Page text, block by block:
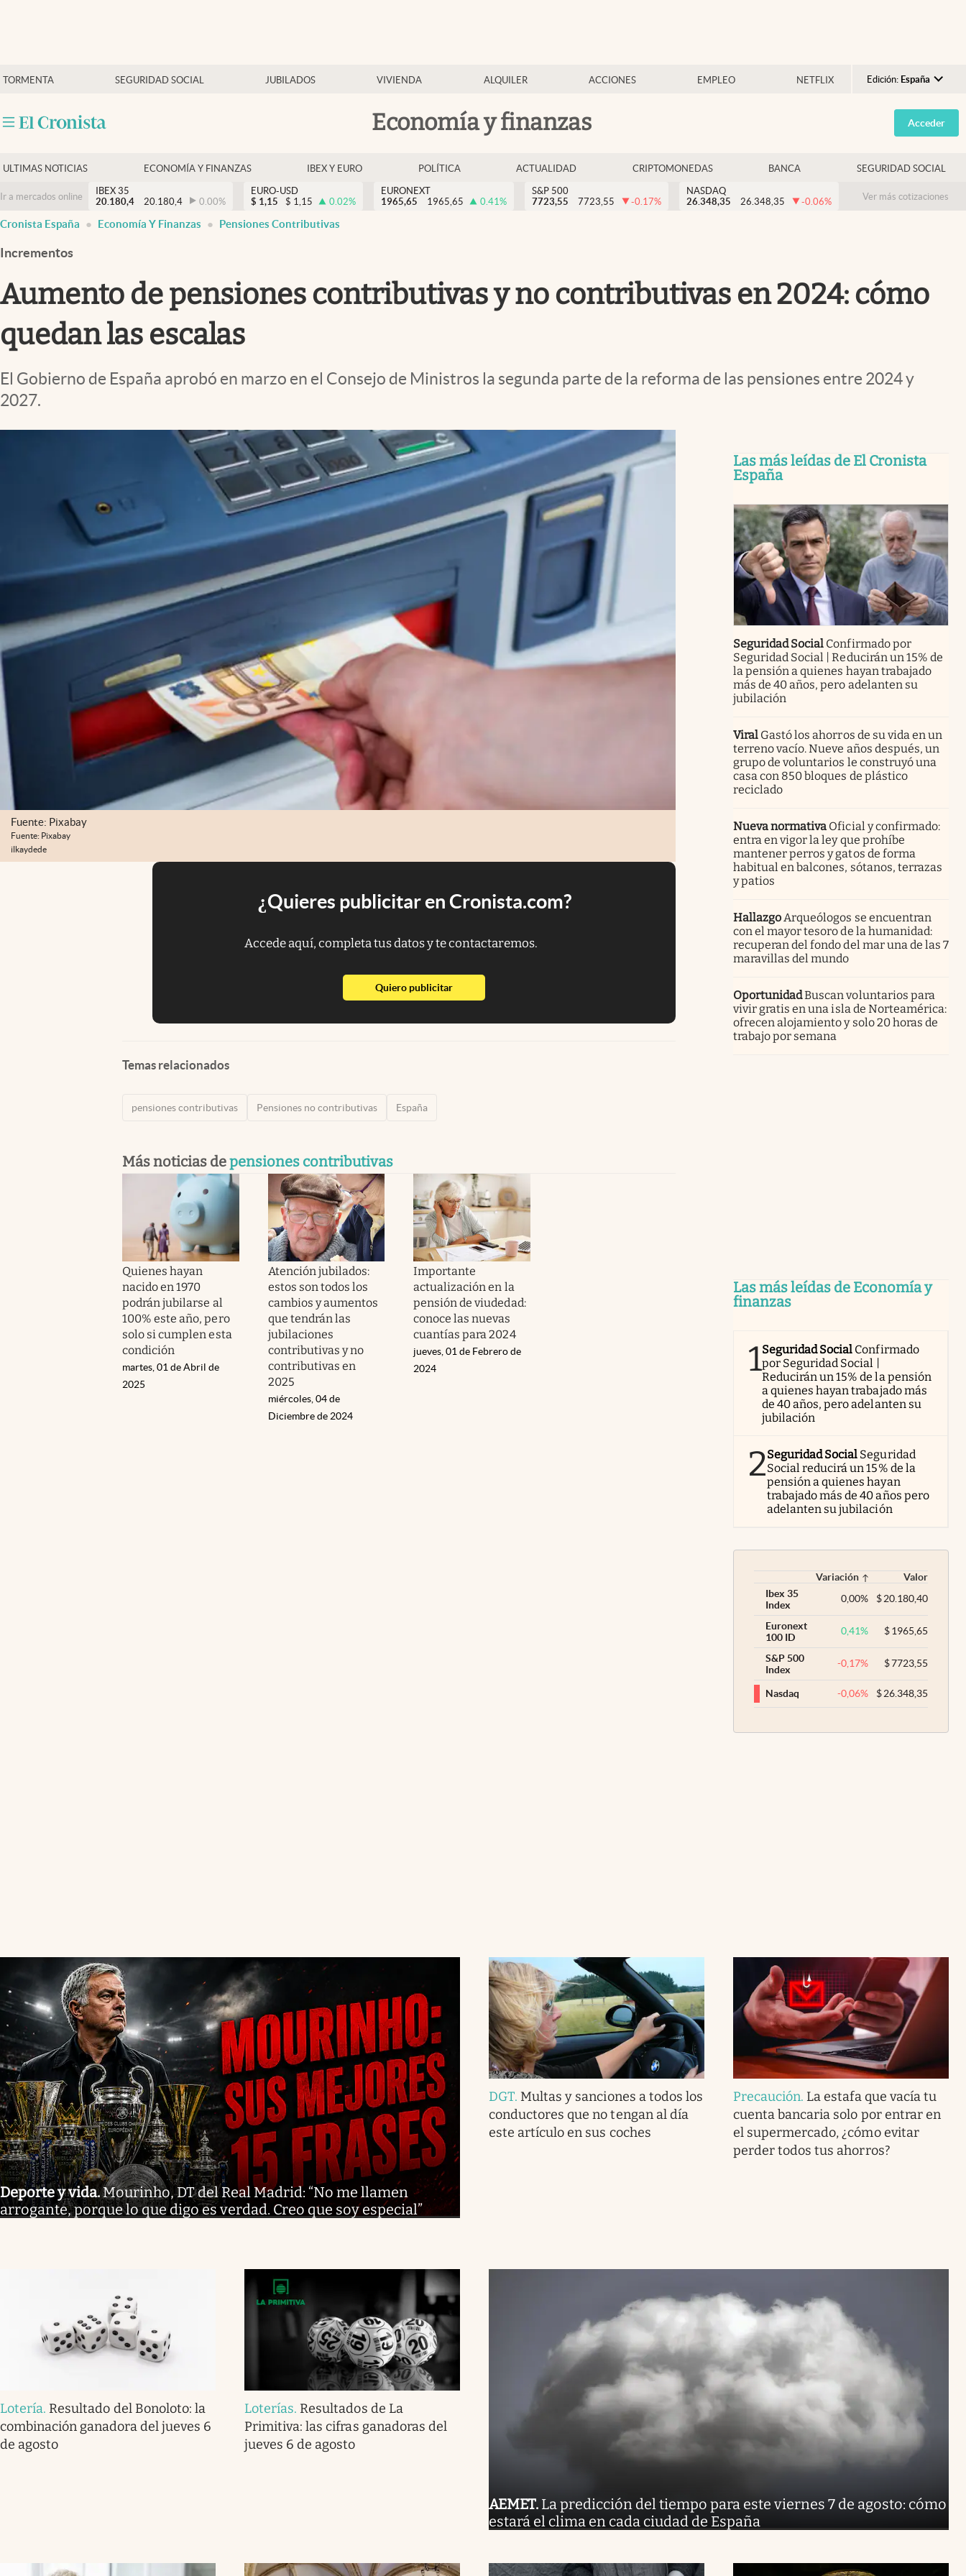
TORMENTA SEGURIDAD SOCIAL JUBILADOS VIVIENDA ALQUILER ACCIONES EMPLEO NETFLIX Edición: España
Argentina
España
USA
Colombia
Economía y finanzas
Economía y finanzas
Criptomonedas
Acceder
ULTIMAS NOTICIAS ECONOMÍA Y FINANZAS IBEX Y EURO POLÍTICA ACTUALIDAD CRIPTOMONEDAS BANCA SEGURIDAD SOCIAL
Ir a mercados online
IBEX 35
20.180,4
20.180,4 0.00%
EURO-USD
$ 1,15 $ 1,15 0.02%
EURONEXT
1965,65
1965,65 0.41%
S&P 500
7723,55
7723,55 -0.17%
NASDAQ
26.348,35
26.348,35 -0.06% Ver más cotizaciones
Cronista España Economía Y Finanzas Pensiones Contributivas
Incrementos
Aumento de pensiones contributivas y no contributivas en 2024: cómo
quedan las escalas
El Gobierno de España aprobó en marzo en el Consejo de Ministros la segunda parte de la reforma de las pensiones entre 2024 y
2027.
Fuente: Pixabay
Fuente: Pixabay
ilkaydede
¿Quieres publicitar en Cronista.com?
Accede aquí, completa tus datos y te contactaremos.
Quiero publicitarabre en nueva pestaña
Temas relacionados
pensiones contributivas Pensiones no contributivas España
Más noticias depensiones contributivas
Quienes hayan
nacido en 1970
podrán jubilarse al
100% este año, pero
solo si cumplen esta
condición
martes, 01 de Abril de
2025
Atención jubilados:
estos son todos los
cambios y aumentos
que tendrán las
jubilaciones
contributivas y no
contributivas en
2025
miércoles, 04 de
Diciembre de 2024
Importante
actualización en la
pensión de viudedad:
conoce las nuevas
cuantías para 2024
jueves, 01 de Febrero de
2024
Las más leídas de El Cronista
España
Seguridad Social Confirmado por
Seguridad Social | Reducirán un 15% de
la pensión a quienes hayan trabajado
más de 40 años, pero adelanten su
jubilación
Viral Gastó los ahorros de su vida en un
terreno vacío. Nueve años después, un
grupo de voluntarios le construyó una
casa con 850 bloques de plástico
reciclado
Nueva normativa Oficial y confirmado:
entra en vigor la ley que prohíbe
mantener perros y gatos de forma
habitual en balcones, sótanos, terrazas
y patios
HallazgoArqueólogos se encuentran
con el mayor tesoro de la humanidad:
recuperan del fondo del mar una de las 7
maravillas del mundo
OportunidadBuscan voluntarios para
vivir gratis en una isla de Norteamérica:
ofrecen alojamiento y solo 20 horas de
trabajo por semana
Las más leídas de Economía y
finanzas
1Seguridad Social Confirmado
por Seguridad Social |
Reducirán un 15% de la pensión
a quienes hayan trabajado más
de 40 años, pero adelanten su
jubilación
2Seguridad Social Seguridad
Social reducirá un 15% de la
pensión a quienes hayan
trabajado más de 40 años pero
adelanten su jubilación
Variación
Valor
Ibex 35
Index
0,00% $20.180,40
Euronext
100 ID
0,41% $1965,65
S&P 500
Index
-0,17% $7723,55
Nasdaq -0,06% $26.348,35
Deporte y vida.Mourinho, DT del Real Madrid: “No me llamen
arrogante, porque lo que digo es verdad. Creo que soy especial”
DGT. Multas y sanciones a todos los
conductores que no tengan al día
este artículo en sus coches
Precaución. La estafa que vacía tu
cuenta bancaria solo por entrar en
el supermercado, ¿cómo evitar
perder todos tus ahorros?
Lotería. Resultado del Bonoloto: la
combinación ganadora del jueves 6
de agosto
Loterías. Resultados de La
Primitiva: las cifras ganadoras del
jueves 6 de agosto
AEMET. La predicción del tiempo para este viernes 7 de agosto: cómo
estará el clima en cada ciudad de España